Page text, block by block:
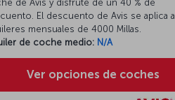
de Avis y disfrute de un 40 % de
El descuento de Avis se aplica a
mensuales de 4000 Millas.
de coche medio: N/A
Ver opciones de coches